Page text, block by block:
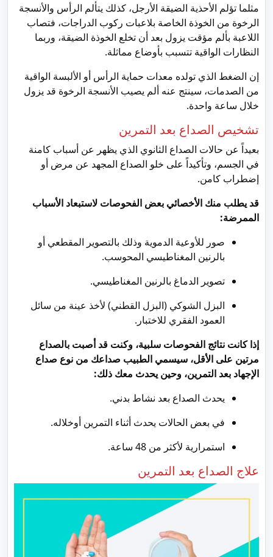
مثلما تؤلم الأحذية الضيقة الأرجل، كذلك يتألم الرأس والأنسجة
الرخوة من الخوذة الخاصة بلاعبات ركوب الدراجات، فتصاب
اللاعبة بألم مؤقت يزول بعد أن تخلع الخوذة الضيقة، وربما
النظارات الواقية تتسبب بأوضاع مماثلة.
إن الضغط الذي تولده معدات حماية الرأس أو الألبسة الواقية
من الصدمات، سينتج عنه ألم يصيب الأنسجة الرخوة قد يزول
خلال ساعة واحدة.
تشخيص الصداع بعد التمرين
بعيداً عن حالات الصداع الثانوي الذي يظهر عن أسباب كامنة
في الجسم، وتأكيداً على خلو الصداع المجهد عن مرض أو
إضطراب كامن.
قد يطلب منك الأخصائي بعض الفحوصات لاستبعاد الأسباب
الممرضة:
صور للأوعية الدموية وذلك بالتصوير المقطعي أو
بالرنين المغناطيسي المحوسب.
تصوير الدماغ بالرنين المغناطيسي.
البزل الشوكي (البزل القطني) لأخذ عينة من سائل
العمود الفقري للاختبار.
إذا كانت نتائج الفحوصات سلبية، وكنت قد أصبت بالصداع
مرتين على الأقل، سيسمي الطبيب صداعك من نوع صداع
الإجهاد بعد التمرين، وحين يحدث معك ذلك:
يحدث الصداع بعد نشاط بدني.
في بعض الحالات يحدث أثناء التمرين أوخلاله.
استمرارية لأكثر من 48 ساعة.
علاج الصداع بعد التمرين